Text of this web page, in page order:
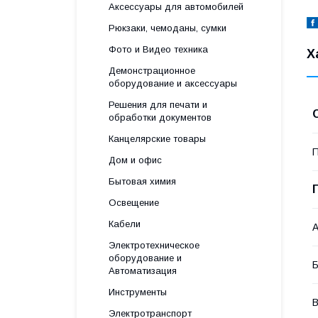
Аксессуары для автомобилей
Рюкзаки, чемоданы, сумки
Фото и Видео техника
Демонстрационное
оборудование и аксессуары
Решения для печати и
обработки документов
Канцелярские товары
Дом и офис
Бытовая химия
Освещение
Кабели
Электротехническое
оборудование и
Автоматизация
Инструменты
Электротранспорт